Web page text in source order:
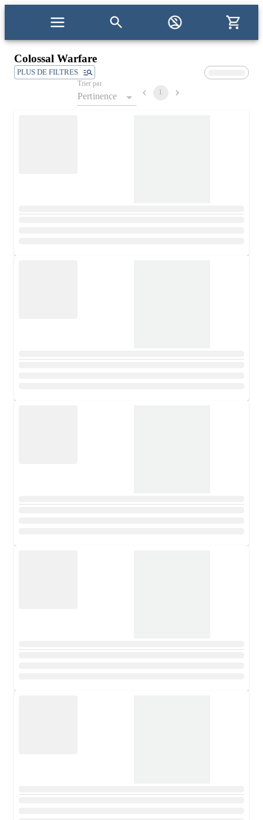
Colossal Warfare
PLUS DE FILTRES
Trier par
Pertinence 1